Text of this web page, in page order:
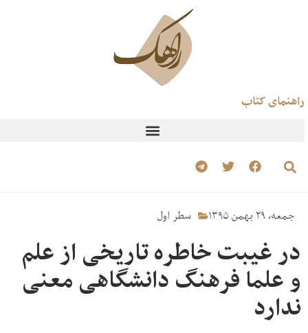
راهنمای کتاب
جمعه، ۲۹ بهمن ۱۳۹۵ سطر اول
در غیبت خاطره تاریخی از علم
و علما فرهنگ دانشگاهی معنی
ندارد